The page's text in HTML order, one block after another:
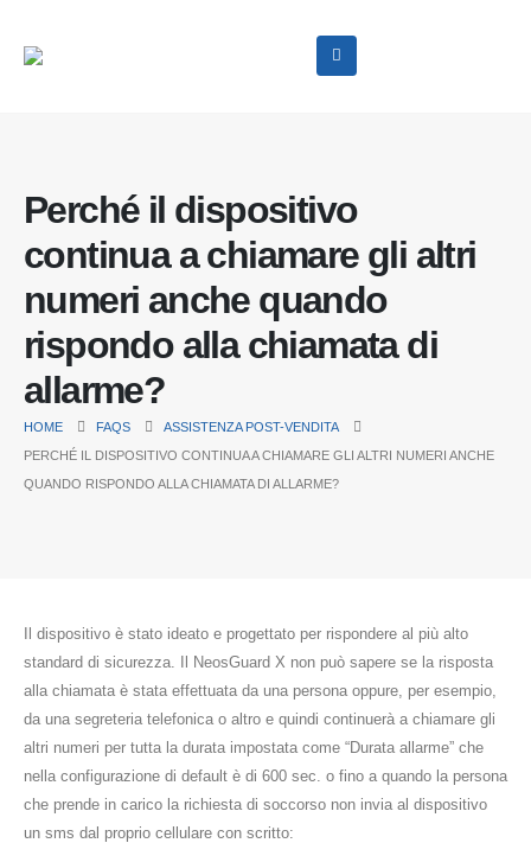
Perché il dispositivo
continua a chiamare gli altri
numeri anche quando
rispondo alla chiamata di
allarme?
HOME FAQS
ASSISTENZA POST-VENDITA
PERCHÉ IL DISPOSITIVO CONTINUA A CHIAMARE GLI ALTRI NUMERI ANCHE
QUANDO RISPONDO ALLA CHIAMATA DI ALLARME?
Il dispositivo è stato ideato e progettato per rispondere al più alto
standard di sicurezza. Il NeosGuard X non può sapere se la risposta
alla chiamata è stata effettuata da una persona oppure, per esempio,
da una segreteria telefonica o altro e quindi continuerà a chiamare gli
altri numeri per tutta la durata impostata come “Durata allarme” che
nella configurazione di default è di 600 sec. o fino a quando la persona
che prende in carico la richiesta di soccorso non invia al dispositivo
un sms dal proprio cellulare con scritto: